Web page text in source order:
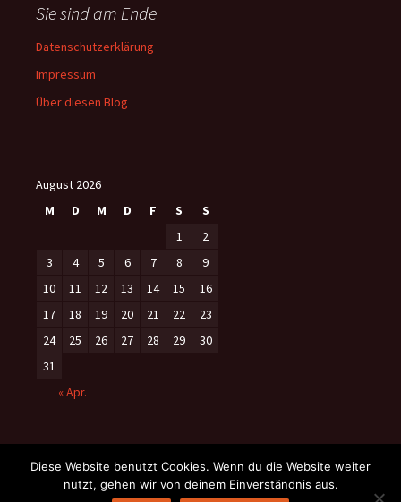
Sie sind am Ende
Datenschutzerklärung
Impressum
Über diesen Blog
August 2026
M
D M D F S
S
1
2
3
4 5 6 7 8
9
10
11 12 13 14 15
16
17
18 19 20 21 22
23
24
25 26 27 28 29
30
31
« Apr.
Diese Website benutzt Cookies. Wenn du die Website weiter
nutzt, gehen wir von deinem Einverständnis aus.